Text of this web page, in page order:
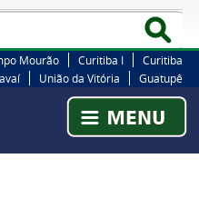
Mourão Curitiba I
Curitiba
União da Vitória Guatupê